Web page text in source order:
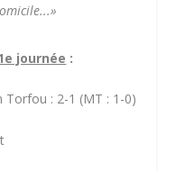
journée :
Torfou : 2-1 (MT : 1-0)